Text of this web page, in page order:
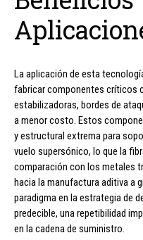
La aplicación de esta
fabricar componentes críticos
estabilizadoras, bordes de
a menor costo. Estos
y estructural extrema para
vuelo supersónico, lo que la
comparación con los metales
hacia la manufactura aditiva a
paradigma en la estrategia de
predecible, una repetibilidad
en la cadena de suministro.